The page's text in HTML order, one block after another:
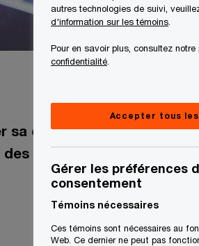
sa capacité à répondre
clients.
Services
Technology
autres technologies de suivi,
d'information sur les témoins
Pour en savoir plus, consultez notre
confidentialité
Accepter tous
Gérer les préférences
consentement
Témoins nécessaires
Ces témoins sont nécessaires au
Web. Ce dernier ne peut pas